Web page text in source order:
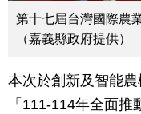
第十七屆台灣國際農
（嘉義縣政府提供）
本次於創新及智能
「111-114年全面